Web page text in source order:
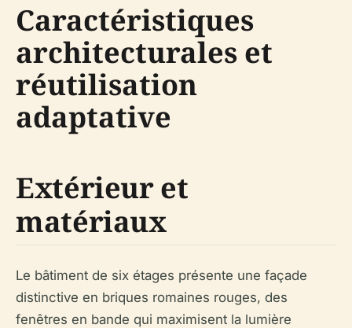
Caractéristiques
architecturales et
réutilisation
adaptative
Extérieur et
matériaux
Le bâtiment de six étages présente une façade
distinctive en briques romaines rouges, des
fenêtres en bande qui maximisent la lumière